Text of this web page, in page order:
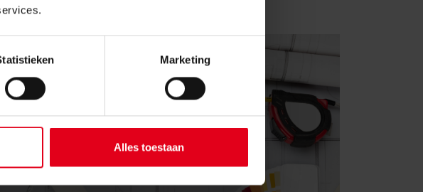
Marketing
Alles toestaan